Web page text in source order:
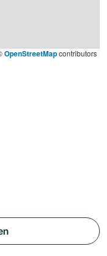
OpenStreetMapcontributors